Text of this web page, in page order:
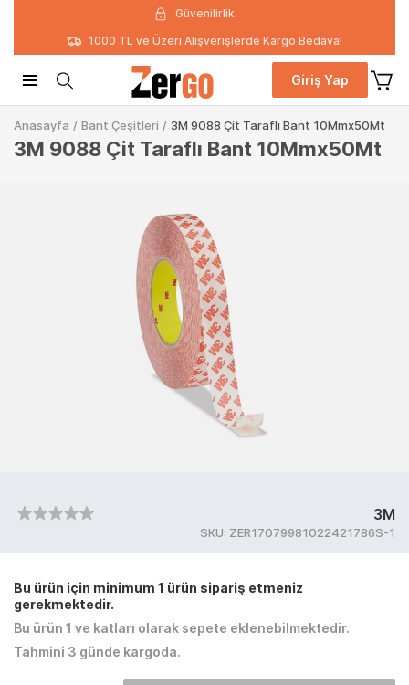
Güvenilirlik
1000 TL ve Üzeri Alışverişlerde Kargo Bedava!
Giriş Yap
Anasayfa / Bant Çeşitleri / 3M 9088 Çit Taraflı Bant 10Mmx50Mt
3M 9088 Çit Taraflı Bant 10Mmx50Mt
3M
SKU: ZER17079981022421786S-1
Bu ürün için minimum 1 ürün sipariş etmeniz
gerekmektedir.
Bu ürün 1 ve katları olarak sepete eklenebilmektedir.
Tahmini 3 günde kargoda.